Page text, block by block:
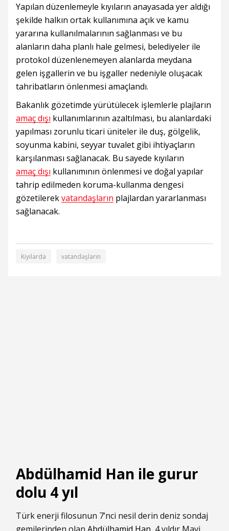
Yapılan düzenlemeyle kıyıların anayasada yer aldığı
şekilde halkın ortak kullanımına açık ve kamu
yararına kullanılmalarının sağlanması ve bu
alanların daha planlı hale gelmesi, belediyeler ile
protokol düzenlenemeyen alanlarda meydana
gelen işgallerin ve bu işgaller nedeniyle oluşacak
tahribatların önlenmesi amaçlandı.
Bakanlık gözetimde yürütülecek işlemlerle plajların
amaç dışı kullanımlarının azaltılması, bu alanlardaki
yapılması zorunlu ticari üniteler ile duş, gölgelik,
soyunma kabini, seyyar tuvalet gibi ihtiyaçların
karşılanması sağlanacak. Bu sayede kıyıların
amaç dışı kullanımının önlenmesi ve doğal yapılar
tahrip edilmeden koruma-kullanma dengesi
gözetilerekvatandaşların plajlardan yararlanması
sağlanacak.
Kıyılarda vatandaşların
Abdülhamid Han ile gurur
dolu 4 yıl
Türk enerji filosunun 7’nci nesil derin deniz sondaj